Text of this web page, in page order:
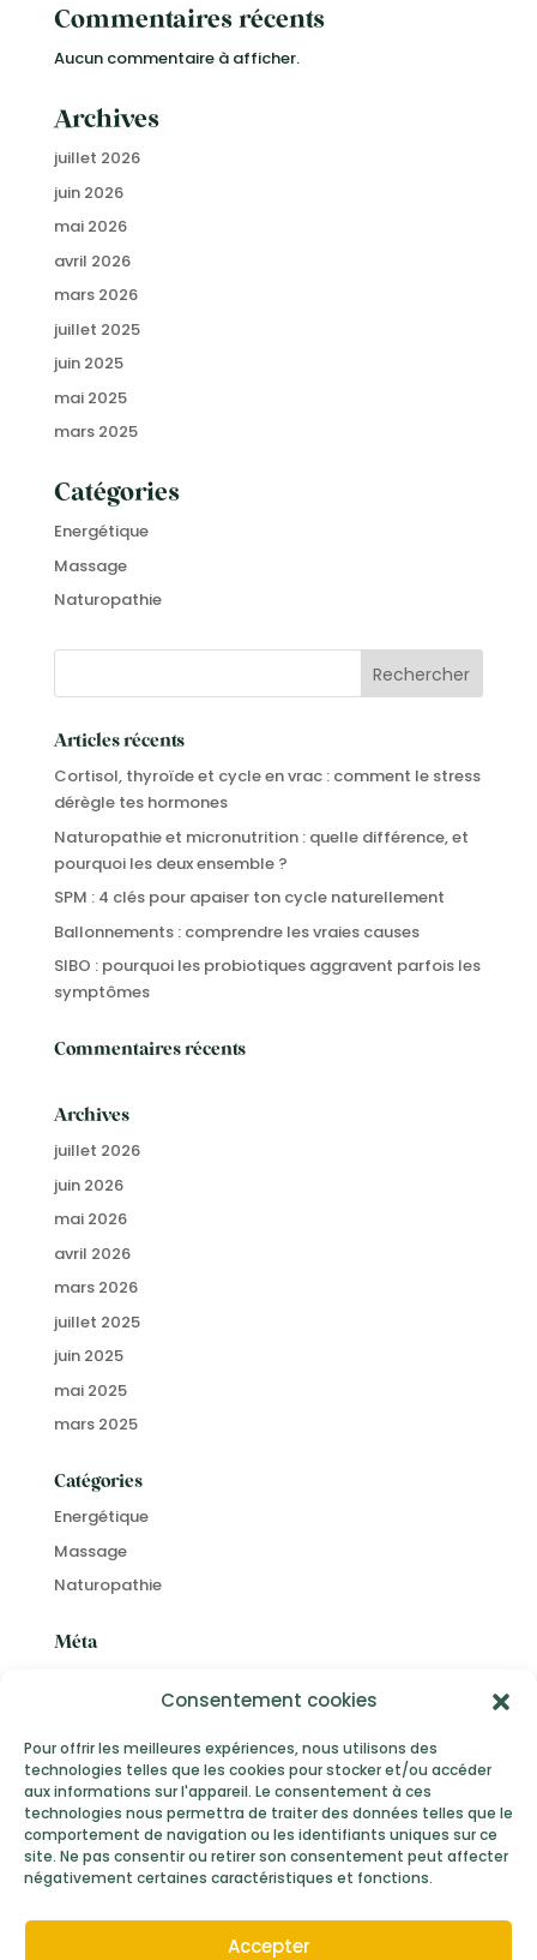
Consentement cookies
Pour offrir les meilleures expériences, nous utilisons des
technologies telles que les cookies pour stocker et/ou accéder
aux informations sur l'appareil. Le consentement à ces
technologies nous permettra de traiter des données telles que le
comportement de navigation ou les identifiants uniques sur ce
site. Ne pas consentir ou retirer son consentement peut affecter
négativement certaines caractéristiques et fonctions.
Accepter
Commentaires récents
Aucun commentaire à afficher.
Archives
juillet 2026
juin 2026
mai 2026
avril 2026
mars 2026
juillet 2025
juin 2025
mai 2025
mars 2025
Catégories
Energétique
Massage
Naturopathie
Articles récents
Cortisol, thyroïde et cycle en vrac : comment le stress
dérègle tes hormones
Naturopathie et micronutrition : quelle différence, et
pourquoi les deux ensemble ?
SPM : 4 clés pour apaiser ton cycle naturellement
Ballonnements : comprendre les vraies causes
SIBO : pourquoi les probiotiques aggravent parfois les
symptômes
Commentaires récents
Archives
juillet 2026
juin 2026
mai 2026
avril 2026
mars 2026
juillet 2025
juin 2025
mai 2025
mars 2025
Catégories
Energétique
Massage
Naturopathie
Méta
Flux des publications
Flux des commentaires
Site de WordPress-FR
Mentions LégalesConditions Générales de Vente
Politique de confidentialité